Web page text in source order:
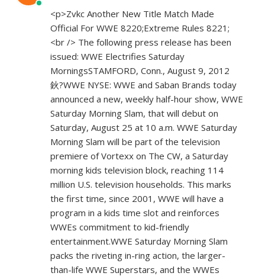
<p>Zvkc Another New Title Match Made
Official For WWE 8220;Extreme Rules 8221;
<br /> The following press release has been
issued: WWE Electrifies Saturday
MorningsSTAMFORD, Conn., August 9, 2012
鈥?WWE NYSE: WWE and Saban Brands today
announced a new, weekly half-hour show, WWE
Saturday Morning Slam, that will debut on
Saturday, August 25 at 10 a.m. WWE Saturday
Morning Slam will be part of the television
premiere of Vortexx on The CW, a Saturday
morning kids television block, reaching 114
million U.S. television households. This marks
the first time, since 2001, WWE will have a
program in a kids time slot and reinforces
WWEs commitment to kid-friendly
entertainment.WWE Saturday Morning Slam
packs the riveting in-ring action, the larger-
than-life WWE Superstars, and the WWEs